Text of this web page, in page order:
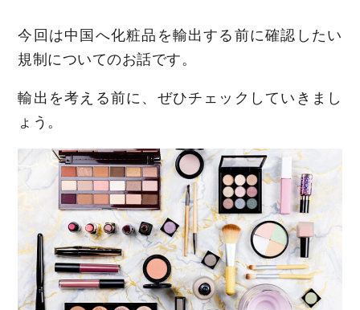
今回は中国へ化粧品を輸出する前に確認したい
規制についてのお話です。
輸出を考える前に、ぜひチェックしていきまし
ょう。